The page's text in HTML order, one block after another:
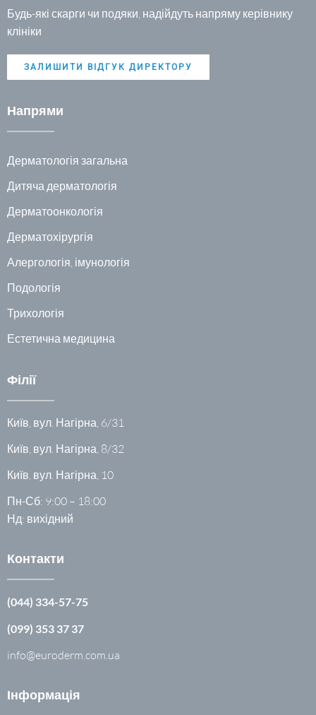
Будь-які скарги чи подяки, надійдуть напряму керівнику
клініки
ЗАЛИШИТИ ВІДГУК ДИРЕКТОРУ
Напрями
Дерматологія загальна
Дитяча дерматологія
Дерматоонкологія
Дерматохірургія
Алергологія, імунологія
Подологія
Трихологія
Естетична медицина
Філії
Київ, вул. Нагірна, 6/31
Київ, вул. Нагірна, 8/32
Київ, вул. Нагірна, 10
Пн-Сб: 9:00 – 18:00
Нд: вихідний
Контакти
(044) 334-57-75
(099) 353 37 37
info@euroderm.com.ua
Інформація